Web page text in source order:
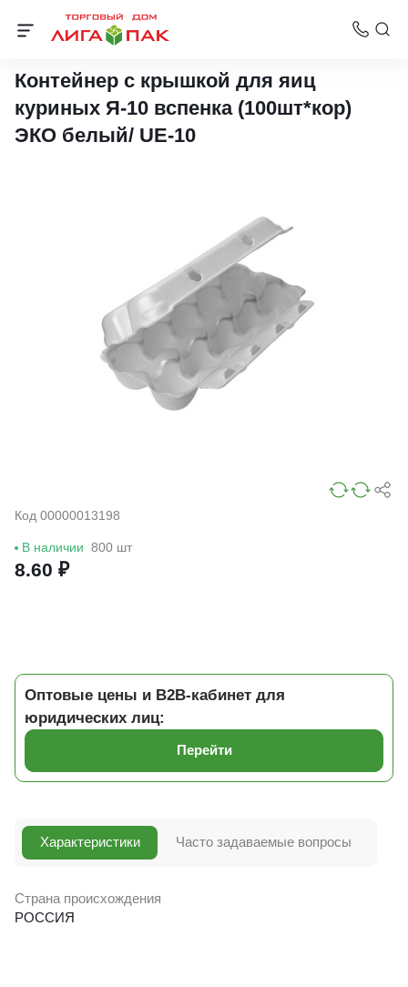
Контейнеры для яиц
Контейнер с крышкой для яиц
куриных Я-10 вспенка (100шт*кор)
ЭКО белый/ UE-10
Код 00000013198
В наличии 800 шт
8.60 ₽
Оптовые цены и B2B-кабинет для
юридических лиц:
Перейти
Характеристики
Страна происхождения
РОССИЯ
Часто задаваемые вопросы